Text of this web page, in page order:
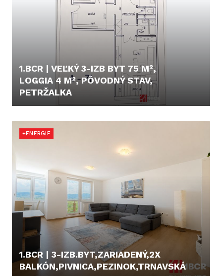
1.BCR | VEĽKÝ 3-IZB BYT 75 M²,
LOGGIA 4 M², PÔVODNÝ STAV,
PETRŽALKA
+ENERGIE
1.BCR | 3-IZB.BYT,ZARIADENÝ,2X
BALKÓN,PIVNICA,PEZINOK,TRNAVSKÁ